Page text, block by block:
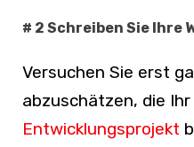
# 2 Schreiben Sie Ihre
Versuchen Sie erst
abzuschätzen, die Ihr
Entwicklungsprojekt